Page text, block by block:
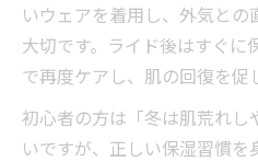
いウェアを着用し、外気と
大切です。ライド後はすぐに
で再度ケアし、肌の回復を促
初心者の方は「冬は肌荒れ
いですが、正しい保湿習慣